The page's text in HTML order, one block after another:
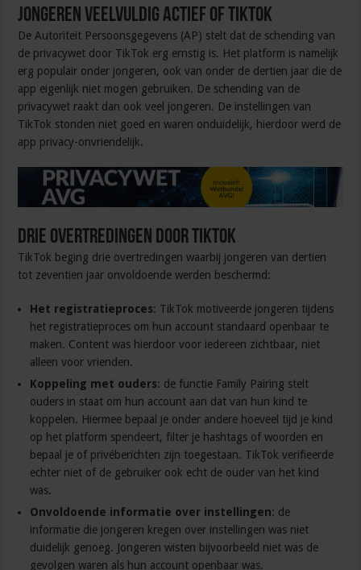
Jongeren veelvuldig actief of TikTok
De Autoriteit Persoonsgegevens (AP) stelt dat de schending van
de privacywet door TikTok erg ernstig is. Het platform is namelijk
erg populair onder jongeren, ook van onder de dertien jaar die de
app eigenlijk niet mogen gebruiken. De schending van de
privacywet raakt dan ook veel jongeren. De instellingen van
TikTok stonden niet goed en waren onduidelijk, hierdoor werd de
app privacy-onvriendelijk.
Drie overtredingen door TikTok
TikTok beging drie overtredingen waarbij jongeren van dertien
tot zeventien jaar onvoldoende werden beschermd:
Het registratieproces: TikTok motiveerde jongeren tijdens
het registratieproces om hun account standaard openbaar te
maken. Content was hierdoor voor iedereen zichtbaar, niet
alleen voor vrienden.
Koppeling met ouders: de functie Family Pairing stelt
ouders in staat om hun account aan dat van hun kind te
koppelen. Hiermee bepaal je onder andere hoeveel tijd je kind
op het platform spendeert, filter je hashtags of woorden en
bepaal je of privéberichten zijn toegestaan. TikTok verifieerde
echter niet of de gebruiker ook echt de ouder van het kind
was.
Onvoldoende informatie over instellingen: de
informatie die jongeren kregen over instellingen was niet
duidelijk genoeg. Jongeren wisten bijvoorbeeld niet was de
gevolgen waren als hun account openbaar was.